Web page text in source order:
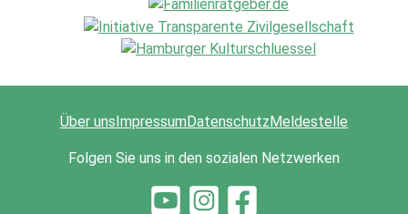
Über uns Impressum Datenschutz Meldestelle
Folgen Sie uns in den sozialen Netzwerken